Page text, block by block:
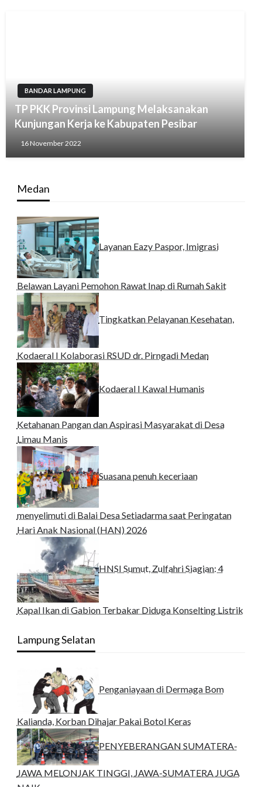
BANDAR LAMPUNG
TP PKK Provinsi Lampung Melaksanakan
Kunjungan Kerja ke Kabupaten Pesibar
16 November 2022
Medan
Layanan Eazy Paspor, Imigrasi
Belawan Layani Pemohon Rawat Inap di Rumah Sakit
Tingkatkan Pelayanan Kesehatan,
Kodaeral I Kolaborasi RSUD dr. Pirngadi Medan‎
Kodaeral I Kawal Humanis
Ketahanan Pangan dan Aspirasi Masyarakat di Desa
Limau Manis
Suasana penuh keceriaan
menyelimuti di Balai Desa Setiadarma saat Peringatan
Hari Anak Nasional (HAN) 2026
HNSI Sumut, Zulfahri Siagian: 4
Kapal Ikan di Gabion Terbakar Diduga Konselting Listrik
Lampung Selatan
Penganiayaan di Dermaga Bom
Kalianda, Korban Dihajar Pakai Botol Keras
PENYEBERANGAN SUMATERA-
JAWA MELONJAK TINGGI, JAWA-SUMATERA JUGA